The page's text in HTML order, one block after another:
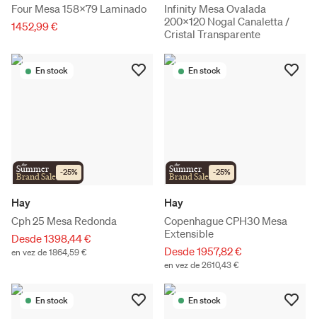
Four Mesa 158x79 Laminado
1452,99 €
Infinity Mesa Ovalada
200x120 Nogal Canaletta /
Cristal Transparente
En stock
the
Summer
Brand Sale -25%
Hay
Cph 25 Mesa Redonda
Desde 1398,44 €
en vez de 1864,59 €
En stock
the
Summer
Brand Sale -25%
Hay
Copenhague CPH30 Mesa
Extensible
Desde 1957,82 €
en vez de 2610,43 €
En stock En stock